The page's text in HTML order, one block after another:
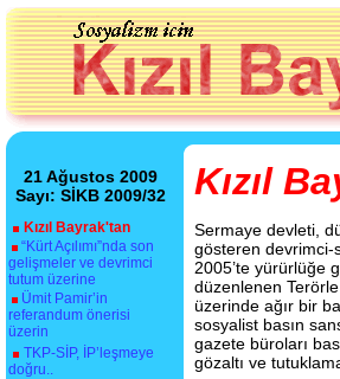
21 Ağustos 2009
Sayı: SİKB 2009/32
Kızıl Bayrak'tan
“Kürt Açılımı”nda son
gelişmeler ve devrimci
tutum üzerine
Ümit Pamir’in
referandum önerisi
üzerin
TKP-SİP, İP’leşmeye
doğru..
Kızıl
Sermaye devleti,
gösteren devrimci-
2005’te yürürlüğe
düzenlenen
üzerinde ağır bir
sosyalist basın
gazete büroları
gözaltı ve